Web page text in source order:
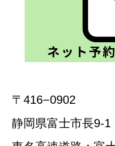
〒416−0902
静岡県富士市長9-